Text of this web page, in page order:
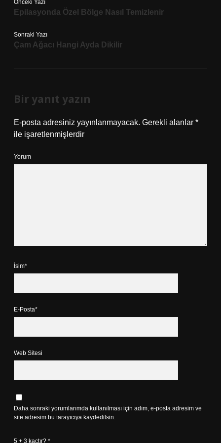
Önceki Yazı
Epilasyonda Özel Bölge Nasıl Temizlenir
Sonraki Yazı
Çam Ağacı Hangi Ayda Dikilir
Bir yanıt yazın
E-posta adresiniz yayınlanmayacak. Gerekli alanlar *
ile işaretlenmişlerdir
Yorum
İsim*
E-Posta*
Web Sitesi
Daha sonraki yorumlarımda kullanılması için adım, e-posta adresim ve
site adresim bu tarayıcıya kaydedilsin.
5 + 3 kaçtır? *